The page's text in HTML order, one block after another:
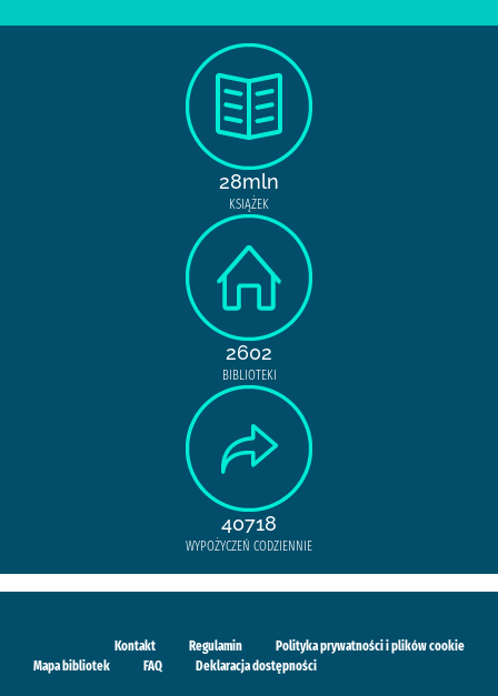
28mln
KSIĄŻEK
2602
BIBLIOTEKI
40718
WYPOŻYCZEŃ CODZIENNIE
Kontakt Regulamin
Polityka prywatności i plików cookie
Mapa bibliotek
FAQ Deklaracja dostępności